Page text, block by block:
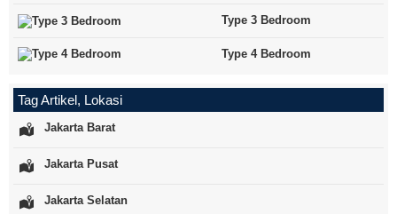
Type 3 Bedroom
Type 4 Bedroom
Tag Artikel, Lokasi
Jakarta Barat
Jakarta Pusat
Jakarta Selatan